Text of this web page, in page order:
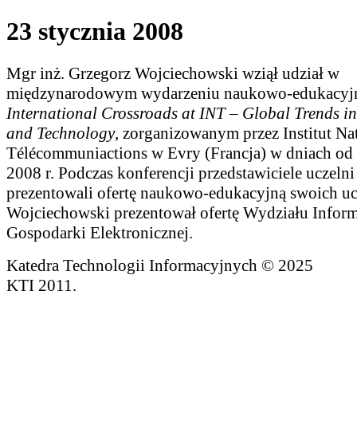
23 stycznia 2008
Mgr inż. Grzegorz Wojciechowski wziął udział w
międzynarodowym wydarzeniu naukowo-
International Crossroads at INT – Global Trends
and Technology, zorganizowanym przez Institut
Télécommuniactions w Evry (Francja) w dniach
2008 r. Podczas konferencji przedstawiciele
prezentowali ofertę naukowo-edukacyjną swoich
Wojciechowski prezentował ofertę Wydziału
Gospodarki Elektronicznej.
Katedra Technologii Informacyjnych © 2025
KTI 2011.